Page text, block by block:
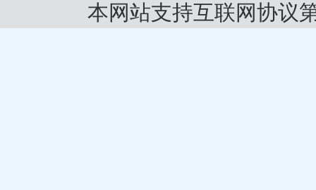
本网站支持互联网协